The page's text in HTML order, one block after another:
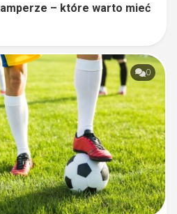
– które warto mieć
0